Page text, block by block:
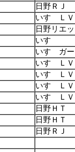
日野ＲＪ
いすゞＬＶ
日野リエ
いすゞ
いすゞガ
いすゞＬＶ
いすゞＬＶ
いすゞＬＶ
いすゞＬＶ
日野ＨＴ
日野ＨＴ
日野ＲＪ